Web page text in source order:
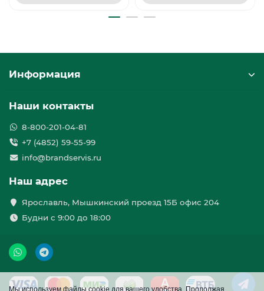
Мы используем файлы cookie для вашего удобства. Продолжая
Информация
Наши контакты
8-800-201-04-81
+7 (4852) 59-55-99
info@brandservis.ru
Наш адрес
Ярославль, Мышкинский проезд 15Б офис 204
Будни с 9:00 до 18:00